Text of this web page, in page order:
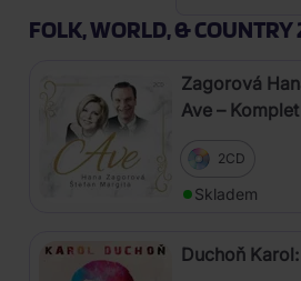
FOLK, WORLD, & COUNTRY
Zagorová
Ave – Komplet
2CD
Skladem
Duchoň